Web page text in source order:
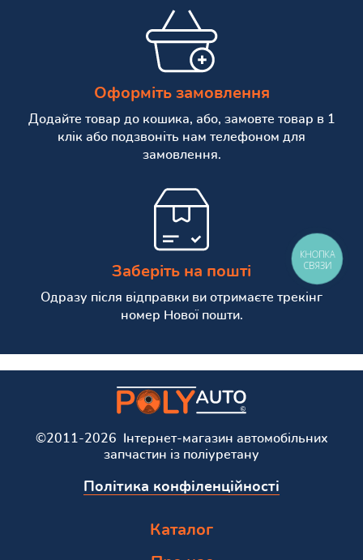
Оформіть замовлення
Додайте товар до кошика, або, замовте товар в 1
клік або подзвоніть нам телефоном для
замовлення.
Заберіть на пошті
Одразу після відправки ви отримаєте трекінг
номер Нової пошти.
©2011-2026 Інтернет-магазин автомобільних
запчастин із поліуретану
Політика конфіленційності
Каталог
КНОПКА
СВЯЗИ